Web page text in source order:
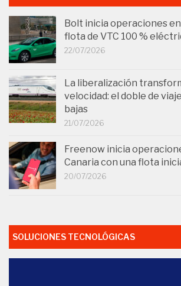
Bolt inicia operaciones
flota de VTC 100 %
22/07/2026
La liberalización
velocidad: el doble de
bajas
21/07/2026
Freenow inicia
Canaria con una flota
20/07/2026
SOLUCIONES TECNOLÓGICAS